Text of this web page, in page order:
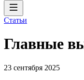
Статьи
Главные
23 сентября 2025